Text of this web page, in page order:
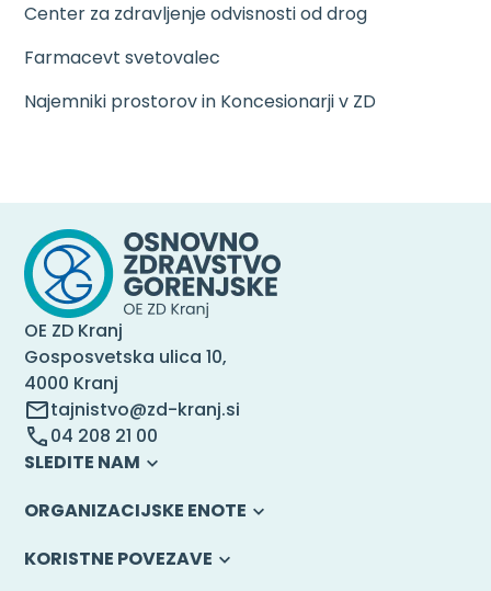
Center za zdravljenje odvisnosti od drog
Farmacevt svetovalec
Najemniki prostorov in Koncesionarji v ZD
OE ZD Kranj
Gosposvetska ulica 10,
4000 Kranj
tajnistvo@zd-kranj.si
04 208 21 00
SLEDITE NAM
ORGANIZACIJSKE ENOTE
KORISTNE POVEZAVE